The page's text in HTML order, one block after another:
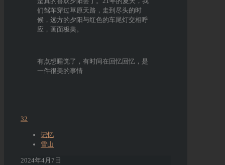
们驾车穿过草原天路，走到尽头的时
候，远方的夕阳与红色的车尾灯交相呼
应，画面极美。
有点想睡觉了，有时间在回忆回忆，是
一件很美的事情
32
记忆
雪山
2024年4月7日